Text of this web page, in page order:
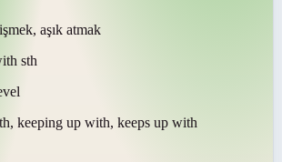
aşık atmak
sth
keeping up with, keeps up with